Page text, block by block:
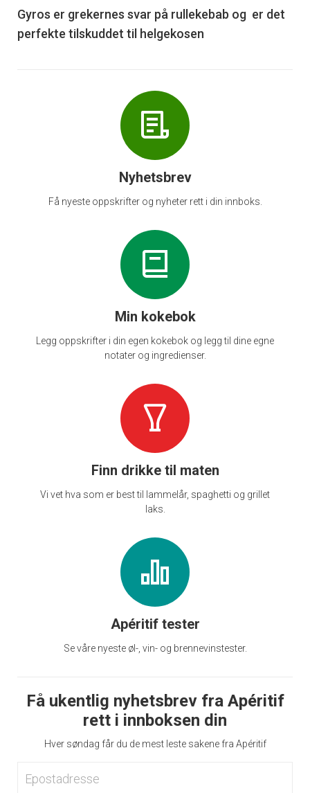
6
Gyros er grekernes svar på rullekebab og er det
perfekte tilskuddet til helgekosen
Nyhetsbrev
Få nyeste oppskrifter og nyheter rett i din innboks.
Min kokebok
Legg oppskrifter i din egen kokebok og legg til dine egne
notater og ingredienser.
Finn drikke til maten
Vi vet hva som er best til lammelår, spaghetti og grillet
laks.
Apéritif tester
Se våre nyeste øl-, vin- og brennevinstester.
Få ukentlig nyhetsbrev fra Apéritif
rett i innboksen din
Hver søndag får du de mest leste sakene fra Apéritif